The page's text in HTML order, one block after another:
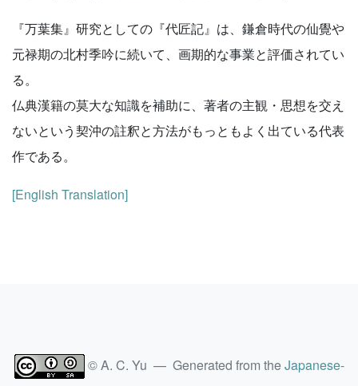
『万葉集』研究としての『代匠記』は、鎌倉時代の仙覺や
元禄期の北村季吟に続いて、画期的な事業と評価されてい
る。
仏典漢籍の莫大な知識を補助に、著者の主観・思想を交え
ないという契沖の註釈と方法がもっともよく出ている代表
作である。
[English Translation]
© A. C. Yu — Generated from theJapanese-